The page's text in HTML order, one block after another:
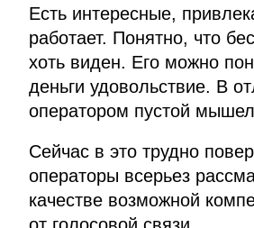
Есть интересные,
работает. Понятно, что
хоть виден. Его можно
деньги удовольствие. В
оператором пустой
Сейчас в это трудно
операторы всерьез
качестве возможной